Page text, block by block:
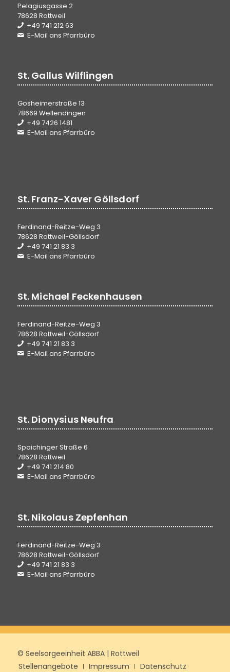
Pelagiusgasse 2
78628 Rottweil
+49 741 212 63
E-Mail ans Pfarrbüro
St. Gallus Wilflingen
Gosheimerstraße 13
78669 Wellendingen
+49 7426 1481
E-Mail ans Pfarrbüro
St. Franz-Xaver Göllsdorf
Ferdinand-Reitze-Weg 3
78628 Rottweil-Göllsdorf
+49 741 21 83 3
E-Mail ans Pfarrbüro
St. Michael Feckenhausen
Ferdinand-Reitze-Weg 3
78628 Rottweil-Göllsdorf
+49 741 21 83 3
E-Mail ans Pfarrbüro
St. Dionysius Neufra
Spaichinger Straße 6
78628 Rottweil
+49 741 214 80
E-Mail ans Pfarrbüro
St. Nikolaus Zepfenhan
Ferdinand-Reitze-Weg 3
78628 Rottweil-Göllsdorf
+49 741 21 83 3
E-Mail ans Pfarrbüro
© Seelsorgeeinheit ABBA | Rottweil
Stellenangebote
Impressum Datenschutz